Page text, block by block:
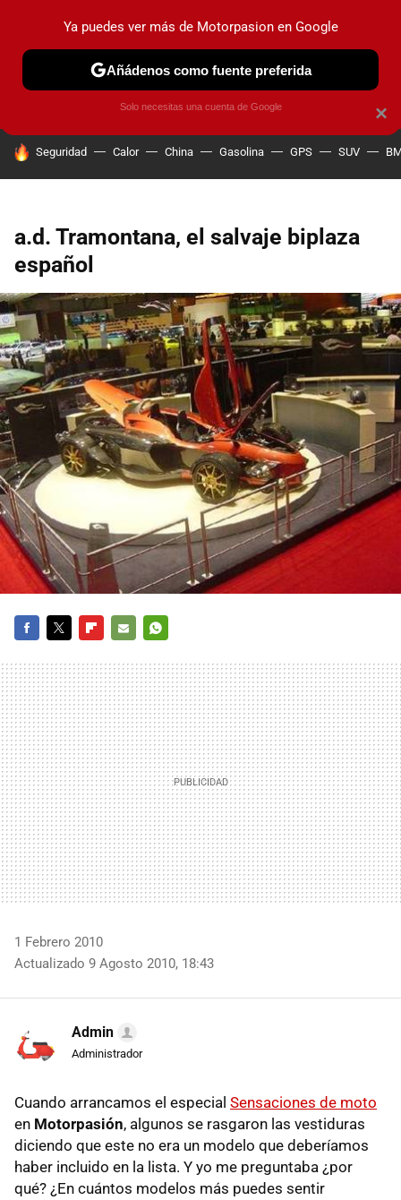
PRUEBAS COCHES ELÉCTRICOS OBSERVATORIO
HOY SE HABLA DE
Seguridad Calor China Gasolina GPS SUV
a.d. Tramontana, el salvaje biplaza
español
MAIL
1 Febrero 2010
Actualizado 9 Agosto 2010, 18:43
Admin
Administrador
Cuando arrancamos el especial Sensaciones de moto
en Motorpasión, algunos se rasgaron las vestiduras
diciendo que este no era un modelo que deberíamos
haber incluido en la lista. Y yo me preguntaba ¿por
qué? ¿En cuántos modelos más puedes sentir
×
Ya puedes ver más de Motorpasion en Google
Añádenos como fuente preferida
Solo necesitas una cuenta de Google